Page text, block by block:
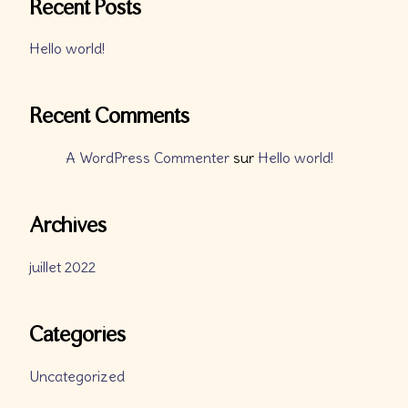
Recent Posts
Hello world!
Recent Comments
A WordPress Commenter sur Hello world!
Archives
juillet 2022
Categories
Uncategorized